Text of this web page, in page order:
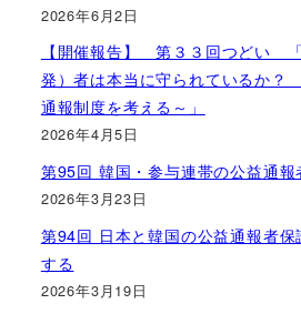
2026年6月2日
【開催報告】 第３３回つどい
発）者は本当に守られているか？
通報制度を考える～」
2026年4月5日
第95回 韓国・参与連帯の公益通報
2026年3月23日
第94回 日本と韓国の公益通報者
する
2026年3月19日